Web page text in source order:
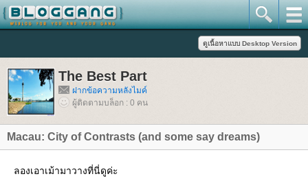
The Best Part
ฝากข้อความหลังไมค์
ผู้ติดตามบล็อก : 0 คน
Macau: City of Contrasts (and some say dreams)
ลองเอาเม้ามาวางที่นี่ดูค่ะ